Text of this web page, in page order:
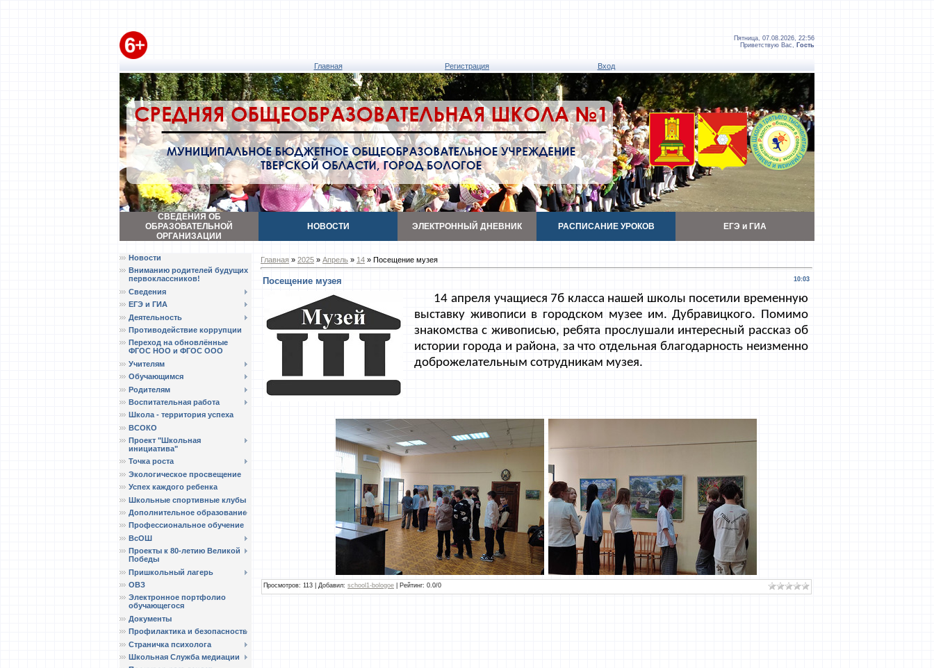
Пятница, 07.08.2026, 22:56
Приветствую Вас, Гость
Главная Регистрация Вход
СВЕДЕНИЯ ОБ
ОБРАЗОВАТЕЛЬНОЙ
ОРГАНИЗАЦИИ
НОВОСТИ ЭЛЕКТРОННЫЙ ДНЕВНИК РАСПИСАНИЕ УРОКОВ ЕГЭ и ГИА
Новости
Вниманию родителей будущих
первоклассников!
Сведения
ЕГЭ и ГИА
Деятельность
Противодействие коррупции
Переход на обновлённые
ФГОС НОО и ФГОС ООО
Учителям
Обучающимся
Родителям
Воспитательная работа
Школа - территория успеха
ВСОКО
Проект "Школьная
инициатива"
Точка роста
Экологическое просвещение
Успех каждого ребенка
Школьные спортивные клубы
Дополнительное образование
Профессиональное обучение
ВсОШ
Проекты к 80-летию Великой
Победы
Пришкольный лагерь
ОВЗ
Электронное портфолио
обучающегося
Документы
Профилактика и безопасность
Страничка психолога
Школьная Служба медиации
Главная » 2025 » Апрель » 14 » Посещение музея
10:03
Посещение музея
14 апреля учащиеся 7б класса нашей школы посетили временную
выставку живописи в городском музее им. Дубравицкого. Помимо
знакомства с живописью, ребята прослушали интересный рассказ об
истории города и района, за что отдельная благодарность неизменно
доброжелательным сотрудникам музея.
Просмотров: 113 | Добавил: school1-bologoe Рейтинг: 0.0/0